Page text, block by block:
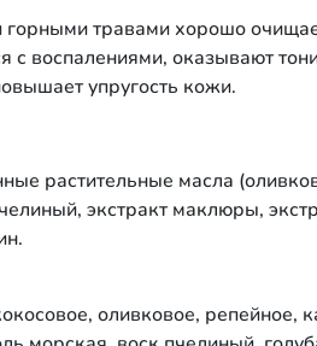
травами хорошо
с воспалениями, оказывают
упругость кожи.
растительные масла
экстракт маклюры,
оливковое, репейное,